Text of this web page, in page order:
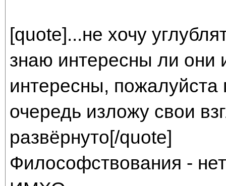
[quote]...не хочу
знаю интересны ли они
интересны,
очередь изложу свои
развёрнуто[/quote]
Философствования -